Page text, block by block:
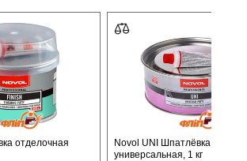
отделочная
Novol UNI Шпатлёвка
универсальная, 1 кг